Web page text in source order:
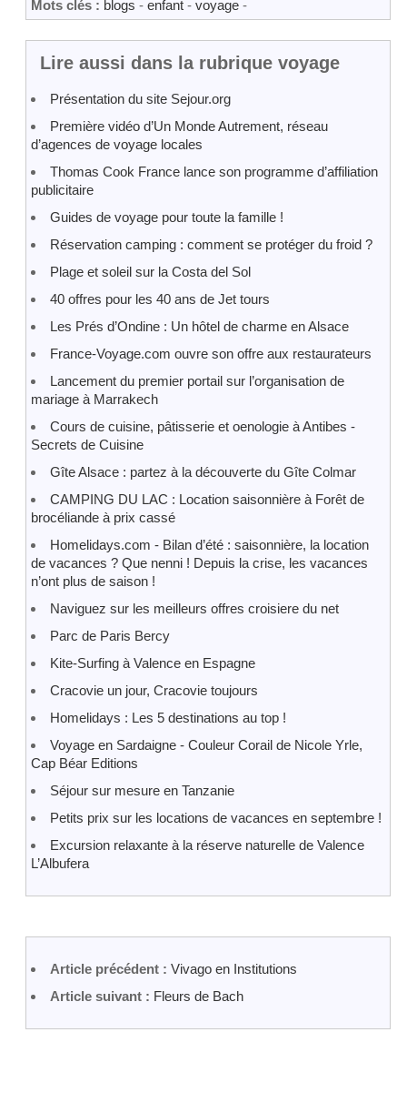
Mots clés : blogs - enfant - voyage -
Lire aussi dans la rubrique voyage
Présentation du site Sejour.org
Première vidéo d’Un Monde Autrement, réseau
d’agences de voyage locales
Thomas Cook France lance son programme d’affiliation
publicitaire
Guides de voyage pour toute la famille !
Réservation camping : comment se protéger du froid ?
Plage et soleil sur la Costa del Sol
40 offres pour les 40 ans de Jet tours
Les Prés d’Ondine : Un hôtel de charme en Alsace
France-Voyage.com ouvre son offre aux restaurateurs
Lancement du premier portail sur l’organisation de
mariage à Marrakech
Cours de cuisine, pâtisserie et oenologie à Antibes -
Secrets de Cuisine
Gîte Alsace : partez à la découverte du Gîte Colmar
CAMPING DU LAC : Location saisonnière à Forêt de
brocéliande à prix cassé
Homelidays.com - Bilan d’été : saisonnière, la location
de vacances ? Que nenni ! Depuis la crise, les vacances
n’ont plus de saison !
Naviguez sur les meilleurs offres croisiere du net
Parc de Paris Bercy
Kite-Surfing à Valence en Espagne
Cracovie un jour, Cracovie toujours
Homelidays : Les 5 destinations au top !
Voyage en Sardaigne - Couleur Corail de Nicole Yrle,
Cap Béar Editions
Séjour sur mesure en Tanzanie
Petits prix sur les locations de vacances en septembre !
Excursion relaxante à la réserve naturelle de Valence
L’Albufera
Article précédent : Vivago en Institutions
Article suivant : Fleurs de Bach